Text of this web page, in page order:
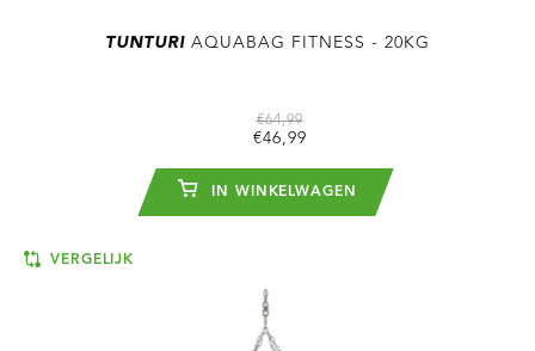
TUNTURI AQUABAG FITNESS - 20KG
€64,99
€46,99
IN WINKELWAGEN
VERGELIJK